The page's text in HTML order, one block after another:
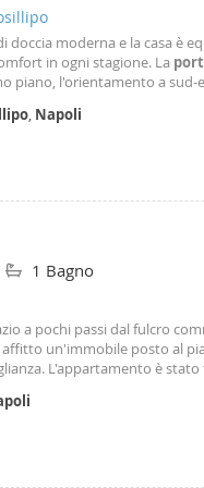
doccia moderna e la casa è
in ogni stagione. La
piano, l'orientamento a sud-
informazioni, contatta
, Napoli
1 Bagno
a pochi passi dal fulcro
un'immobile posto al
L'appartamento è
è areato ed illuminato
subito. Visionabile previo